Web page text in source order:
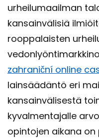
ur­hei­lu­maa­il­man
kan­sain­vä­li­siä
roop­pa­lais­ten
zahraniční on­li­ne
lain­sää­dän­tö eri
kan­sain­vä­li­ses­tä
ky­val­men­ta­jal­le
opin­to­jen ai­ka­na